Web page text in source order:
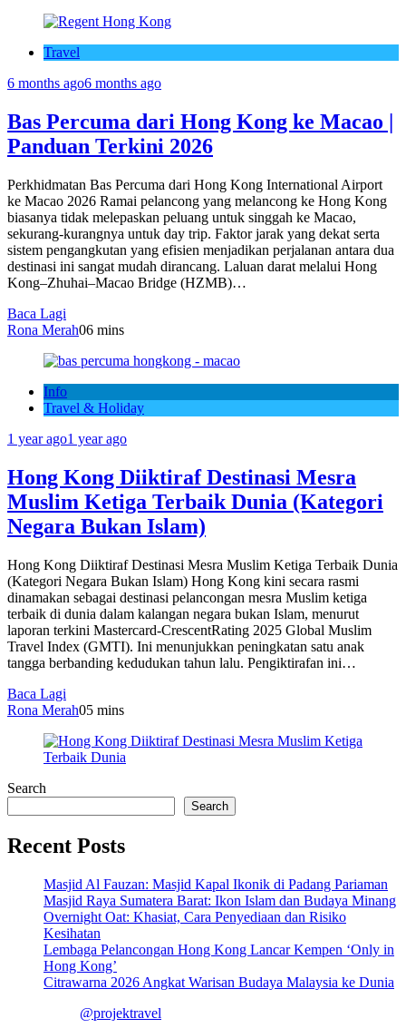
Travel
6 months ago6 months ago
Bas Percuma dari Hong Kong ke Macao |
Panduan Terkini 2026
Perkhidmatan Bas Percuma dari Hong Kong International Airport
ke Macao 2026 Ramai pelancong yang melancong ke Hong Kong
biasanya tidak melepaskan peluang untuk singgah ke Macao,
sekurang-kurangnya untuk day trip. Faktor jarak yang dekat serta
sistem pengangkutan yang efisien menjadikan perjalanan antara dua
destinasi ini sangat mudah dirancang. Laluan darat melalui Hong
Kong–Zhuhai–Macao Bridge (HZMB)…
Baca Lagi
Rona Merah06 mins
Info
Travel & Holiday
1 year ago1 year ago
Hong Kong Diiktiraf Destinasi Mesra
Muslim Ketiga Terbaik Dunia (Kategori
Negara Bukan Islam)
Hong Kong Diiktiraf Destinasi Mesra Muslim Ketiga Terbaik Dunia
(Kategori Negara Bukan Islam) Hong Kong kini secara rasmi
dinamakan sebagai destinasi pelancongan mesra Muslim ketiga
terbaik di dunia dalam kalangan negara bukan Islam, menurut
laporan terkini Mastercard-CrescentRating 2025 Global Muslim
Travel Index (GMTI). Ini menunjukkan peningkatan satu anak
tangga berbanding kedudukan tahun lalu. Pengiktirafan ini…
Baca Lagi
Rona Merah05 mins
Search
Search
Recent Posts
Masjid Al Fauzan: Masjid Kapal Ikonik di Padang Pariaman
Masjid Raya Sumatera Barat: Ikon Islam dan Budaya Minang
Overnight Oat: Khasiat, Cara Penyediaan dan Risiko
Kesihatan
Lembaga Pelancongan Hong Kong Lancar Kempen ‘Only in
Hong Kong’
Citrawarna 2026 Angkat Warisan Budaya Malaysia ke Dunia
@projektravel